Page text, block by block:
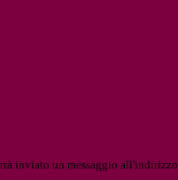
inviato un messaggio